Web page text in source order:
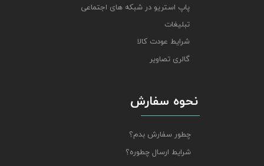
نحوه سفارش
چطور سفارش بدم؟
شرایط ارسال چطوره؟
پاپ استریو در شبکه های اجتماعی
تبلیغات
شرایط عودت کالا
گالری تصاویر